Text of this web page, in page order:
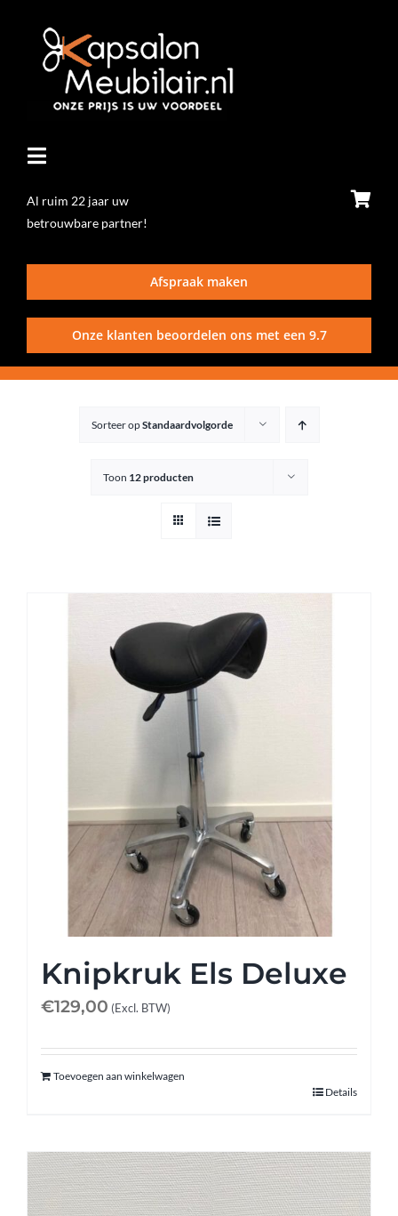
Toggle
Navigatie
Stoelen
Magazijnsale
Contact
Al ruim 22 jaar uw
betrouwbare partner!
Afspraak maken
Onze klanten beoordelen ons met een 9.7
Sorteer opStandaardvolgorde
Toon 12 producten
Knipkruk Els Deluxe
€129,00 (Excl. BTW)
Toevoegen aan winkelwagen
Details